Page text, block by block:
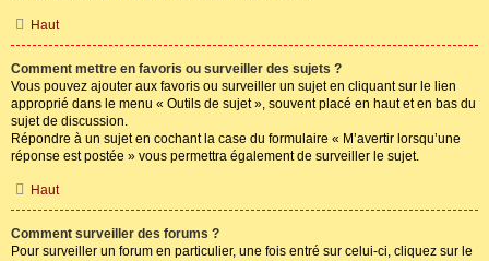
Haut
Comment mettre en favoris ou surveiller des sujets ?
Vous pouvez ajouter aux favoris ou surveiller un sujet en cliquant sur le lien
approprié dans le menu « Outils de sujet », souvent placé en haut et en bas du
sujet de discussion.
Répondre à un sujet en cochant la case du formulaire « M’avertir lorsqu’une
réponse est postée » vous permettra également de surveiller le sujet.
Haut
Comment surveiller des forums ?
Pour surveiller un forum en particulier, une fois entré sur celui-ci, cliquez sur le